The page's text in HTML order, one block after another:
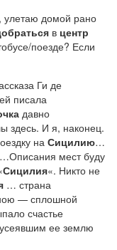
улетаю домой рано
в центр
поезде? Если
Ги де
писала
давно
здесь. И я, наконец.
на Сицилию…
мест буду
Сицилия«. Никто не
… страна
— сплошной
счастье
ее землю